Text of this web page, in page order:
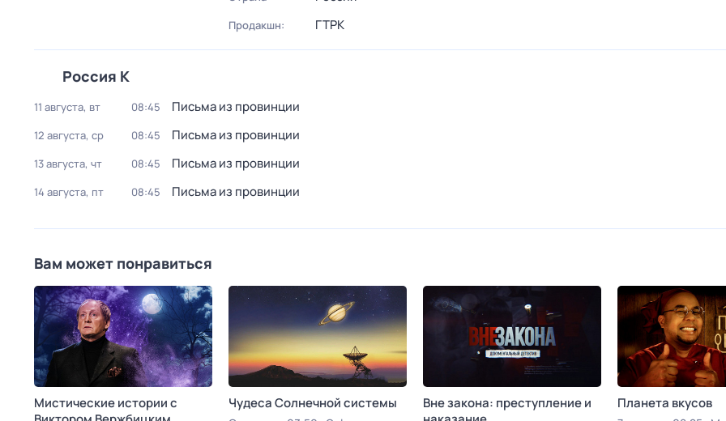
Продакшн: ГТРК
Россия К
11 августа, вт 08:45 Письма из провинции
12 августа, ср 08:45 Письма из провинции
13 августа, чт 08:45 Письма из провинции
14 августа, пт 08:45 Письма из провинции
Вам может понравиться
Мистические истории с
Чудеса Солнечной системы
Вне закона: преступление и
Планета вкусов